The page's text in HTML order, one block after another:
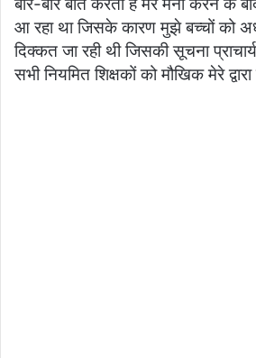
बार-बार बात करता है मेरे मना करने के
आ रहा था जिसके कारण मुझे बच्चों को
दिक्कत जा रही थी जिसकी सूचना
सभी नियमित शिक्षकों को मौखिक मेरे